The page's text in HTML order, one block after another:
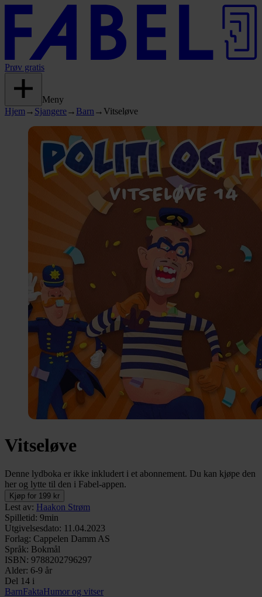
Prøv gratis
Meny
Hjem → Sjangere→ Barn →Vitseløve
Vitseløve
Denne lydboka er ikke inkludert i et abonnement. Du kan kjøpe den
her og lytte til den i Fabel-appen.
Kjøp for 199 kr
Lest av: Haakon Strøm
Spilletid: 9min
Utgivelsesdato: 11.04.2023
Forlag: Cappelen Damm AS
Språk: Bokmål
ISBN: 9788202796297
Alder: 6-9 år
Del 14 i
BarnFaktaHumor og vitser